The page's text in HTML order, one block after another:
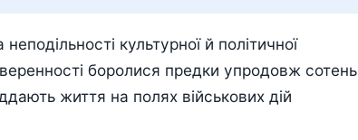
культурної й політичної
боролися предки упродовж сотень
життя на полях військових дій